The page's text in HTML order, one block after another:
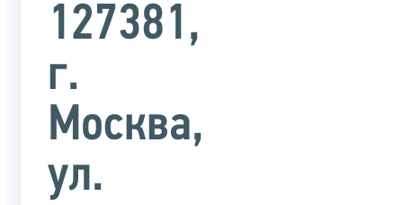
127381,
г.
Москва,
ул.